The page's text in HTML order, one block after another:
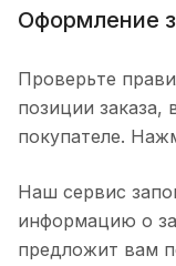
Оформление
Проверьте
позиции
покупателе.
Наш сервис
информацию о
предложит вам